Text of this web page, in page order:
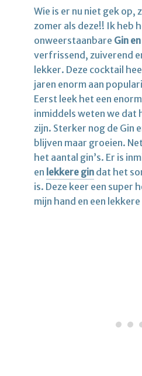
Wie is er nu niet gek op,
zomer als deze!! Ik heb
onweerstaanbare Gin
verfrissend, zuiverend
lekker. Deze cocktail
jaren enorm aan
Eerst leek het een
inmiddels weten we dat
zijn. Sterker nog de Gin
blijven maar groeien.
het aantal gin’s. Er is
en lekkere gin dat het
is. Deze keer een super
mijn hand en een